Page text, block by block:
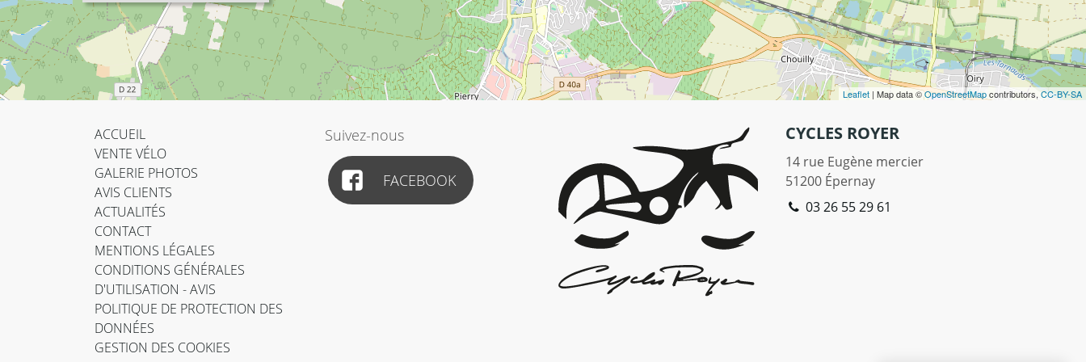
Leaflet | Map data ©OpenStreetMapcontributors, CC-BY-SA
ACCUEIL
VENTE VÉLO
GALERIE PHOTOS
AVIS CLIENTS
ACTUALITÉS
CONTACT
MENTIONS LÉGALES
CONDITIONS GÉNÉRALES
D'UTILISATION - AVIS
POLITIQUE DE PROTECTION DES
DONNÉES
GESTION DES COOKIES
Suivez-nous
FACEBOOK
CYCLES ROYER
14 rue Eugène mercier
51200 Épernay
03 26 55 29 61